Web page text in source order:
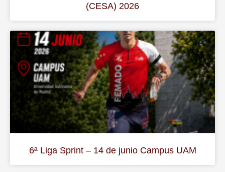
(CESA) 2026
6ª Liga Sprint – 14 de junio Campus UAM